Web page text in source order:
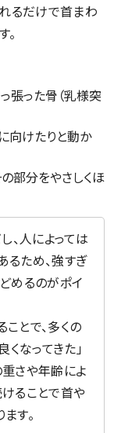
るだけで首まわ
張った骨（乳様突
向けたりと動か
部分をやさしくほ
、人によっては
ため、強すぎ
めるのがポイ
とで、多くの
なってきた」
重さや年齢によ
ることで首や
す。